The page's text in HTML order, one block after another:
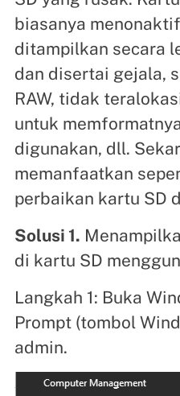
biasanya
ditampilkan secara
dan disertai gejala,
RAW, tidak
untuk
digunakan, dll.
memanfaatkan
perbaikan kartu SD
Solusi 1.
di kartu SD
Langkah 1: Buka
Prompt (tombol
admin.